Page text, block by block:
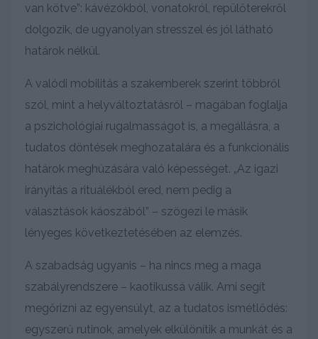
van kötve”: kávézókból, vonatokról, repülőterekről
dolgozik, de ugyanolyan stresszel és jól látható
határok nélkül.
A valódi mobilitás a szakemberek szerint többről
szól, mint a helyváltoztatásról – magában foglalja
a pszichológiai rugalmasságot is, a megállásra, a
tudatos döntések meghozatalára és a funkcionális
határok meghúzására való képességet. „Az igazi
irányítás a rituálékból ered, nem pedig a
választások káoszából” – szögezi le másik
lényeges következtetésében az elemzés.
A szabadság ugyanis – ha nincs meg a maga
szabályrendszere – kaotikussá válik. Ami segít
megőrizni az egyensúlyt, az a tudatos ismétlődés:
egyszerű rutinok, amelyek elkülönítik a munkát és a